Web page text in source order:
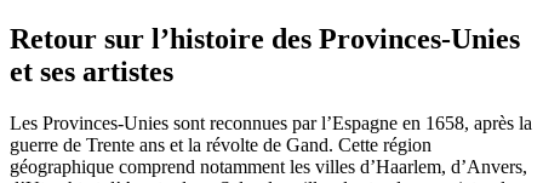
Retour sur l’histoire des Provinces-Unies
et ses artistes
Les Provinces-Unies sont reconnues par l’Espagne en 1658, après la
guerre de Trente ans et la révolte de Gand. Cette région
géographique comprend notamment les villes d’Haarlem, d’Anvers,